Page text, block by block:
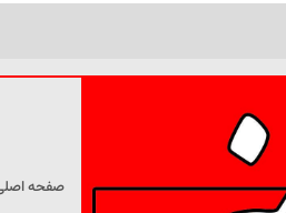
صفحه